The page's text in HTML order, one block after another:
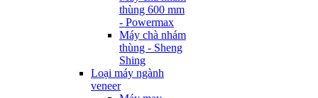
thùng 600 mm
- Powermax
Máy chà nhám
thùng - Sheng
Shing
Loại máy ngành
veneer